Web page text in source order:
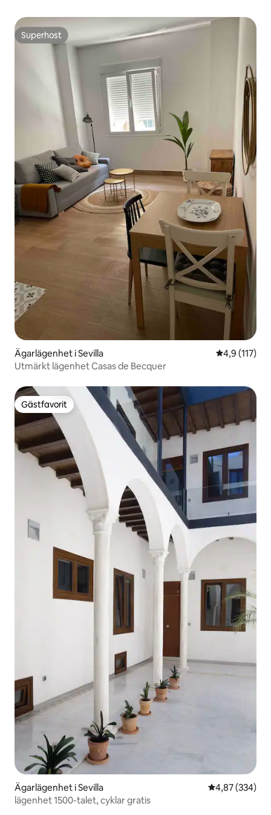
Superhost
Superhost
Ägarlägenhet i Sevilla 4,9 av 5 i
4,9 (117)
Utmärkt lägenhet Casas de Becquer
Gästfavorit
Gästfavorit
Ägarlägenhet i Sevilla 4,87 av 5 i
4,87 (334)
lägenhet 1500-talet, cyklar gratis